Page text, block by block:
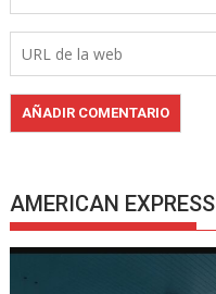
AMERICAN EXPRESS